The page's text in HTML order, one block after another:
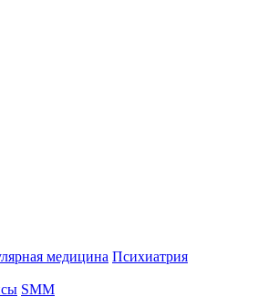
медицина Психиатрия
SMM